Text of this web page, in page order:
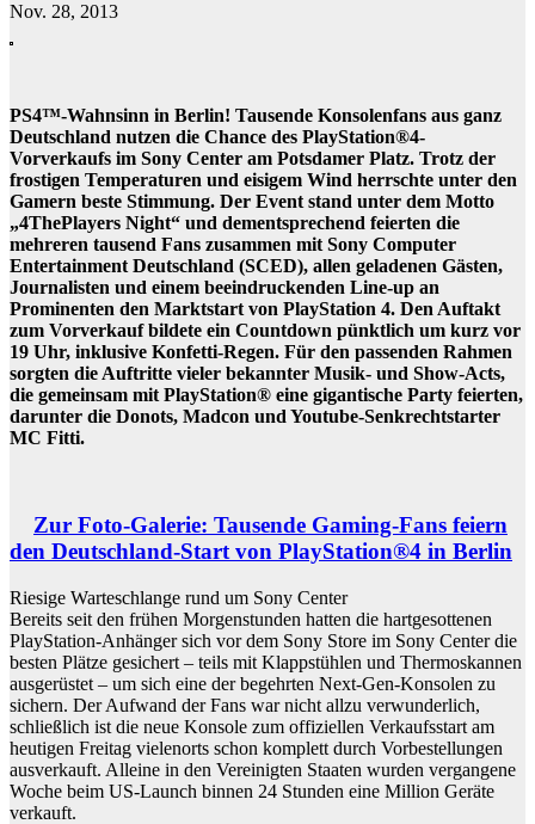
Nov. 28, 2013
PS4™-Wahnsinn in Berlin! Tausende Konsolenfans aus ganz
Deutschland nutzen die Chance des PlayStation®4-
Vorverkaufs im Sony Center am Potsdamer Platz. Trotz der
frostigen Temperaturen und eisigem Wind herrschte unter den
Gamern beste Stimmung. Der Event stand unter dem Motto
„4ThePlayers Night“ und dementsprechend feierten die
mehreren tausend Fans zusammen mit Sony Computer
Entertainment Deutschland (SCED), allen geladenen Gästen,
Journalisten und einem beeindruckenden Line-up an
Prominenten den Marktstart von PlayStation 4. Den Auftakt
zum Vorverkauf bildete ein Countdown pünktlich um kurz vor
19 Uhr, inklusive Konfetti-Regen. Für den passenden Rahmen
sorgten die Auftritte vieler bekannter Musik- und Show-Acts,
die gemeinsam mit PlayStation® eine gigantische Party feierten,
darunter die Donots, Madcon und Youtube-Senkrechtstarter
MC Fitti.
Zur Foto-Galerie: Tausende Gaming-Fans feiern
den Deutschland-Start von PlayStation®4 in Berlin
Riesige Warteschlange rund um Sony Center
Bereits seit den frühen Morgenstunden hatten die hartgesottenen
PlayStation-Anhänger sich vor dem Sony Store im Sony Center die
besten Plätze gesichert – teils mit Klappstühlen und Thermoskannen
ausgerüstet – um sich eine der begehrten Next-Gen-Konsolen zu
sichern. Der Aufwand der Fans war nicht allzu verwunderlich,
schließlich ist die neue Konsole zum offiziellen Verkaufsstart am
heutigen Freitag vielenorts schon komplett durch Vorbestellungen
ausverkauft. Alleine in den Vereinigten Staaten wurden vergangene
Woche beim US-Launch binnen 24 Stunden eine Million Geräte
verkauft.